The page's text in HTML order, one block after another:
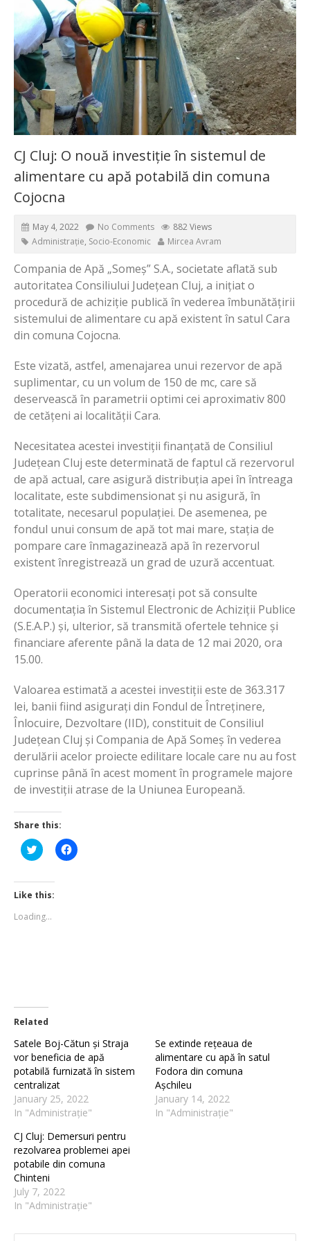
CJ Cluj: O nouă investiție în sistemul de
alimentare cu apă potabilă din comuna
Cojocna
May 4, 2022 No Comments
882 Views
Administrație, Socio-Economic Mircea Avram
Compania de Apă „Someș” S.A., societate aflată sub
autoritatea Consiliului Județean Cluj, a inițiat o
procedură de achiziție publică în vederea îmbunătățirii
sistemului de alimentare cu apă existent în satul Cara
din comuna Cojocna.
Este vizată, astfel, amenajarea unui rezervor de apă
suplimentar, cu un volum de 150 de mc, care să
deservească în parametrii optimi cei aproximativ 800
de cetățeni ai localității Cara.
Necesitatea acestei investiții finanțată de Consiliul
Județean Cluj este determinată de faptul că rezervorul
de apă actual, care asigură distribuția apei în întreaga
localitate, este subdimensionat și nu asigură, în
totalitate, necesarul populației. De asemenea, pe
fondul unui consum de apă tot mai mare, stația de
pompare care înmagazinează apă în rezervorul
existent înregistrează un grad de uzură accentuat.
Operatorii economici interesați pot să consulte
documentația în Sistemul Electronic de Achiziții Publice
(S.E.A.P.) și, ulterior, să transmită ofertele tehnice și
financiare aferente până la data de 12 mai 2020, ora
15.00.
Valoarea estimată a acestei investiții este de 363.317
lei, banii fiind asigurați din Fondul de Întreținere,
Înlocuire, Dezvoltare (IID), constituit de Consiliul
Județean Cluj și Compania de Apă Someș în vederea
derulării acelor proiecte edilitare locale care nu au fost
cuprinse până în acest moment în programele majore
de investiții atrase de la Uniunea Europeană.
Share this:
Click
to
Twitter
(Opens
in
window)
Click
to
Like this:
Loading...
Related
Satele Boj-Cătun și Straja
vor beneficia de apă
potabilă furnizată în sistem
centralizat
January 25, 2022
In "Administrație"
Se extinde rețeaua de
alimentare cu apă în satul
Fodora din comuna
Așchileu
January 14, 2022
In "Administrație"
CJ Cluj: Demersuri pentru
rezolvarea problemei apei
potabile din comuna
Chinteni
July 7, 2022
In "Administrație"